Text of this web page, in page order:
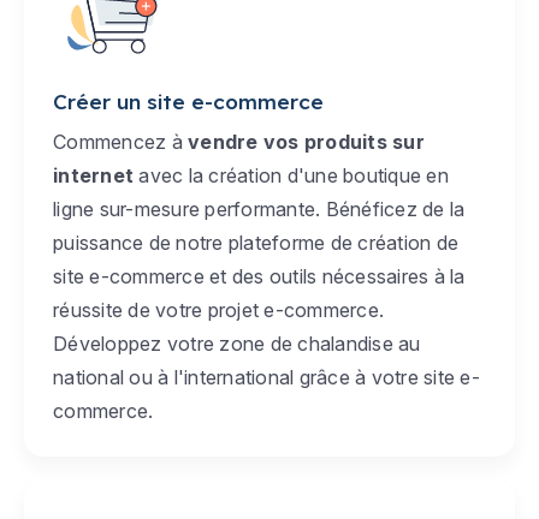
Créer un site e-commerce
Commencez à vendre vos produits sur
internet avec la création d'une boutique en
ligne sur-mesure performante. Bénéficez de la
puissance de notre plateforme de création de
site e-commerce et des outils nécessaires à la
réussite de votre projet e-commerce.
Développez votre zone de chalandise au
national ou à l'international grâce à votre site e-
commerce.